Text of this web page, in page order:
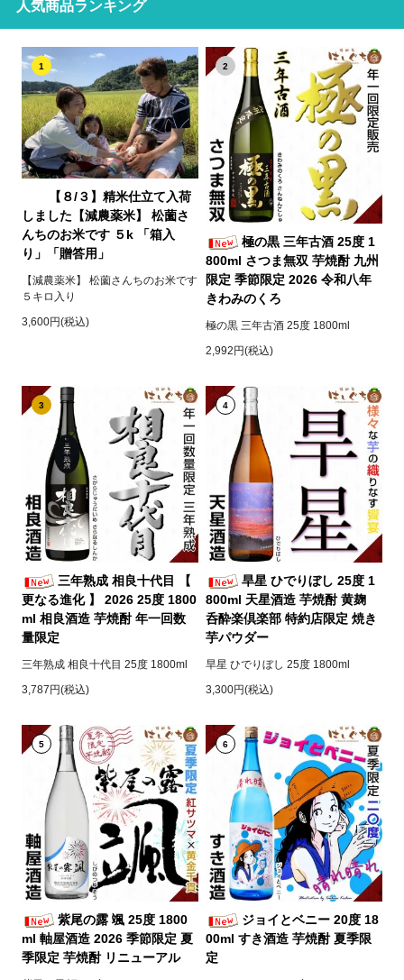
人気商品ランキング
1
【８/３】精米仕立て入荷
しました【減農薬米】 松薗さ
んちのお米です ５k 「箱入
り」「贈答用」
【減農薬米】 松薗さんちのお米です
５キロ入り
3,600円(税込)
2
極の黒 三年古酒 25度 1
800ml さつま無双 芋焼酎 九州
限定 季節限定 2026 令和八年
きわみのくろ
極の黒 三年古酒 25度 1800ml
2,992円(税込)
3
三年熟成 相良十代目 【
更なる進化 】 2026 25度 1800
ml 相良酒造 芋焼酎 年一回数
量限定
三年熟成 相良十代目 25度 1800ml
3,787円(税込)
4
旱星 ひでりぼし 25度 1
800ml 天星酒造 芋焼酎 黄麹
呑酔楽倶楽部 特約店限定 焼き
芋パウダー
旱星 ひでりぼし 25度 1800ml
3,300円(税込)
5
紫尾の露 颯 25度 1800
ml 軸屋酒造 2026 季節限定 夏
季限定 芋焼酎 リニューアル
6
ジョイとベニー 20度 18
00ml すき酒造 芋焼酎 夏季限
定